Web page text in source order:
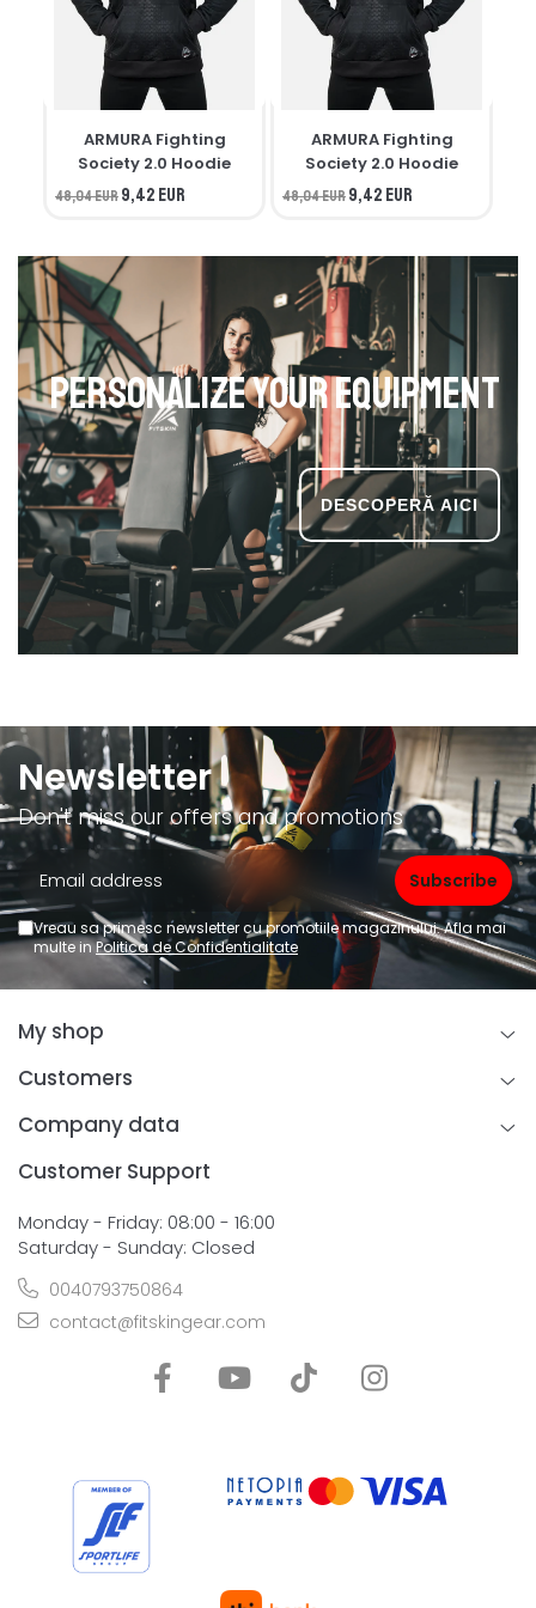
ARMURA Fighting
Society 2.0 Hoodie
48,04 EUR9,42 EUR
ARMURA Fighting
Society 2.0 Hoodie
48,04 EUR9,42 EUR
Personalize your equipment
Newsletter
Don't miss our offers and promotions
Vreau sa primesc newsletter cu promotiile magazinului. Afla mai
multe inPolitica de Confidentialitate
My shop
Customers
Company data
Customer Support
Monday - Friday: 08:00 - 16:00
Saturday - Sunday: Closed
0040793750864
contact@fitskingear.com